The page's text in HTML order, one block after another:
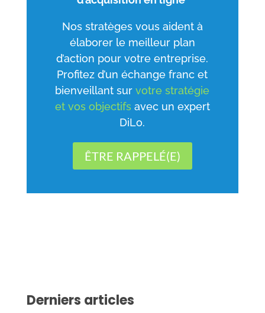
Nos stratèges vous aident à
élaborer le meilleur plan
d’action pour votre entreprise.
Profitez d’un échange franc et
bienveillant survotre stratégie
et vos objectifs avec un expert
DiLo.
ÊTRE RAPPELÉ(E)
Derniers articles